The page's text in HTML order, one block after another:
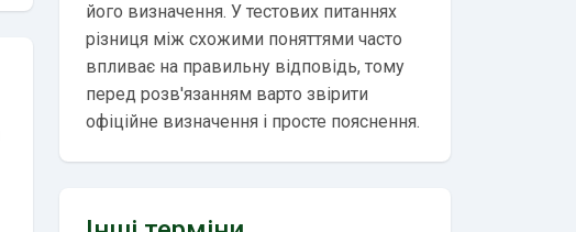
його визначення. У тестових питаннях
різниця між схожими поняттями часто
впливає на правильну відповідь, тому
перед розв'язанням варто звірити
офіційне визначення і просте пояснення.